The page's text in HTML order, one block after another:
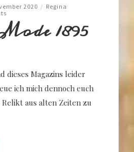
2020 / Regina
1895
dieses Magazins leider
ich mich dennoch euch
aus alten Zeiten zu